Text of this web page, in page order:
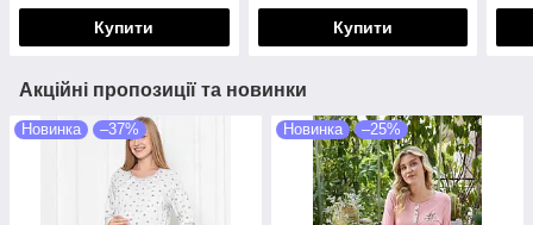
Купити Купити
Акційні пропозиції та новинки
Новинка –37% Новинка –25%